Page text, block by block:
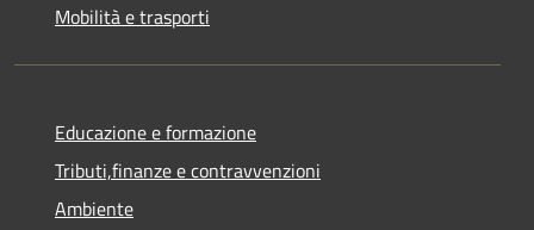
Mobilità e trasporti
Educazione e formazione
Tributi,finanze e contravvenzioni
Ambiente